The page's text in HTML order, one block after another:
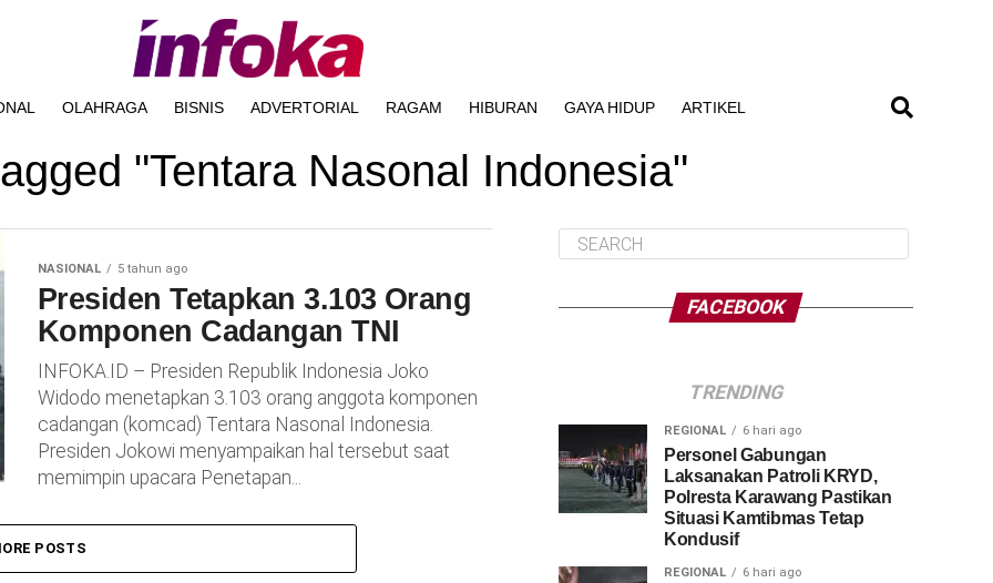
OLAHRAGA BISNIS ADVERTORIAL RAGAM HIBURAN GAYA HIDUP ARTIKEL
"Tentara Nasonal Indonesia"
NASIONAL 5 tahun ago
Presiden Tetapkan 3.103 Orang
Komponen Cadangan TNI
INFOKA.ID – Presiden Republik Indonesia Joko
Widodo menetapkan 3.103 orang anggota komponen
cadangan (komcad) Tentara Nasonal Indonesia.
Presiden Jokowi menyampaikan hal tersebut saat
memimpin upacara Penetapan...
POSTS
FACEBOOK
TRENDING
REGIONAL 6 hari ago
Personel Gabungan
Laksanakan Patroli KRYD,
Polresta Karawang Pastikan
Situasi Kamtibmas Tetap
Kondusif
REGIONAL 6 hari ago